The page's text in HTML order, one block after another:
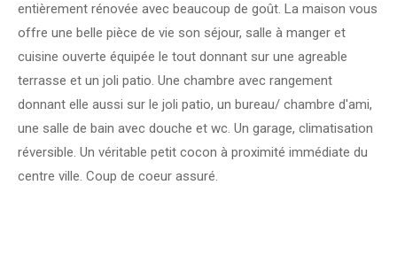
entièrement rénovée avec beaucoup de goût. La maison vous
offre une belle pièce de vie son séjour, salle à manger et
cuisine ouverte équipée le tout donnant sur une agreable
terrasse et un joli patio. Une chambre avec rangement
donnant elle aussi sur le joli patio, un bureau/ chambre d'ami,
une salle de bain avec douche et wc. Un garage, climatisation
réversible. Un véritable petit cocon à proximité immédiate du
centre ville. Coup de coeur assuré.